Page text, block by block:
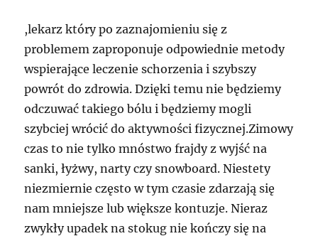
,lekarz który po zaznajomieniu się z
problemem zaproponuje odpowiednie metody
wspierające leczenie schorzenia i szybszy
powrót do zdrowia. Dzięki temu nie będziemy
odczuwać takiego bólu i będziemy mogli
szybciej wrócić do aktywności fizycznej.Zimowy
czas to nie tylko mnóstwo frajdy z wyjść na
sanki, łyżwy, narty czy snowboard. Niestety
niezmiernie często w tym czasie zdarzają się
nam mniejsze lub większe kontuzje. Nieraz
zwykły upadek na stokug nie kończy się na